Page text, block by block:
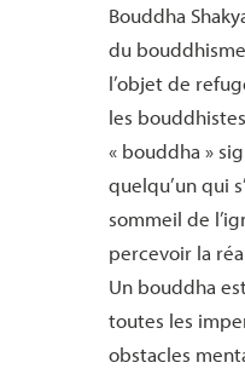
Bouddha
du
l’objet de
les
« bouddha »
quelqu’un qui
sommeil de
percevoir la
Un bouddha
toutes les
obstacles